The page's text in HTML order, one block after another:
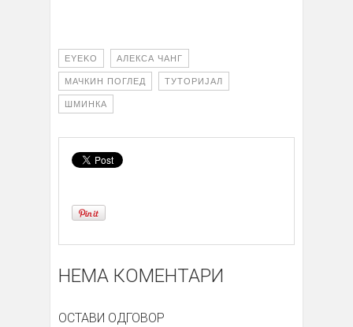
EYEKO АЛЕКСА ЧАНГ
МАЧКИН ПОГЛЕД ТУТОРИЈАЛ
ШМИНКА
НЕМА КОМЕНТАРИ
ОСТАВИ ОДГОВОР